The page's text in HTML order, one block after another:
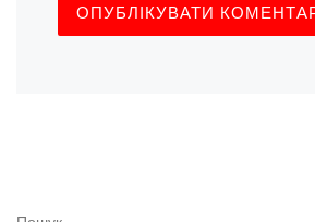
ПОШУК